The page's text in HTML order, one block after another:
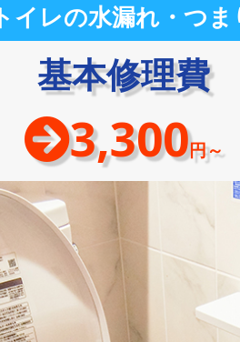
イレの水漏れ・つま
基本修理費
3,300円～